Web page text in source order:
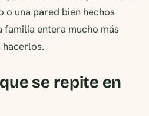
o una pared bien hechos
familia entera mucho más
hacerlos.
se repite en